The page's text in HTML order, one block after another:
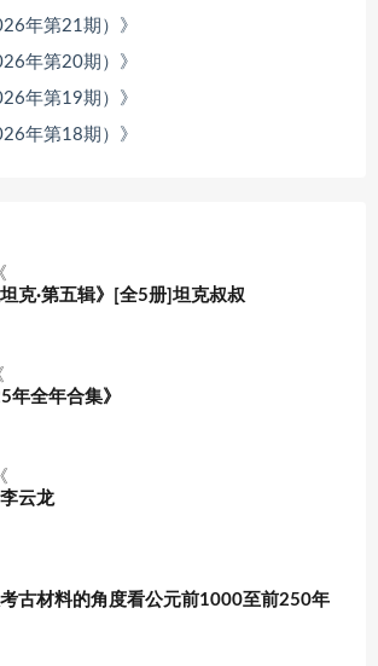
年第21期）》
年第20期）》
年第19期）》
年第18期）》
克·第五辑》[全5册]坦克叔叔
年全年合集》
云龙
考古材料的角度看公元前1000至前250年